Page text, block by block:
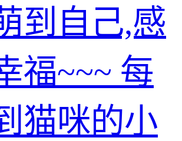
到自己,感
福~~~ 每
猫咪的小